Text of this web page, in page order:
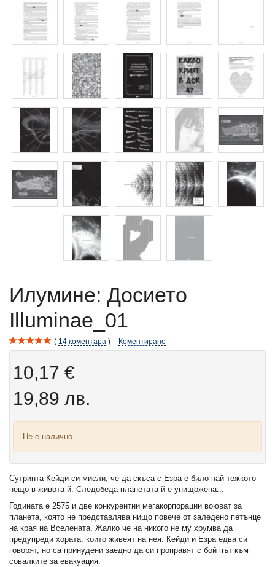
Илумине: Досието
Illuminae_01
14 коментара Коментиране
10,17 €
19,89 лв.
Не е налично
Сутринта Кейди си мисли, че да скъса с Езра е било най-тежкото
нещо в живота й. Следобеда планетата й е унищожена...
Годината е 2575 и две конкурентни мегакорпорации воюват за
планета, която не представлява нищо повече от заледено петънце
на края на Вселената. Жалко че на никого не му хрумва да
предупреди хората, които живеят на нея. Кейди и Езра едва си
говорят, но са принудени заедно да си проправят с бой път към
совалките за евакуация.